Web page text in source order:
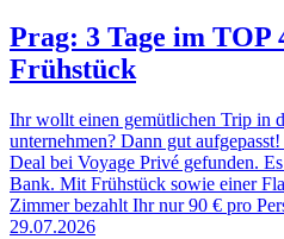
Prag: 3 Tage im TOP
Frühstück
Ihr wollt einen gemütlichen Trip in
unternehmen? Dann gut
Deal bei Voyage Privé gefunden.
Bank. Mit Frühstück sowie einer
Zimmer bezahlt Ihr nur 90 € pro
29.07.2026